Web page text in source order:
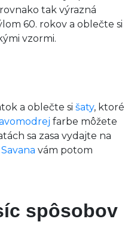
tak výrazná
60. rokov a oblečte si
vzormi.
a oblečte si šaty, ktoré
farbe môžete
sa zasa vydajte na
Savana vám potom
spôsobov